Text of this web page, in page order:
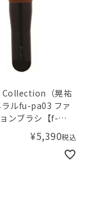
Collection（晃祐
ラルfu-pa03 ファ
ンブラシ【f-
¥5,390税込